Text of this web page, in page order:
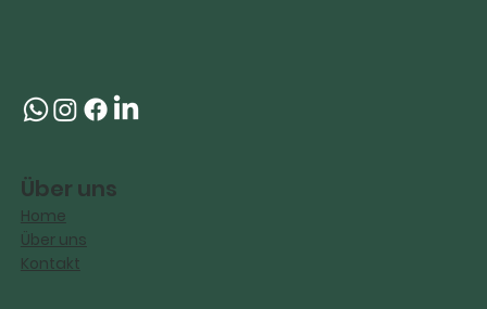
Über uns
Home
Über uns
Kontakt